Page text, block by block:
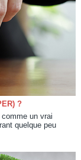
?
comme un vrai
quelque peu